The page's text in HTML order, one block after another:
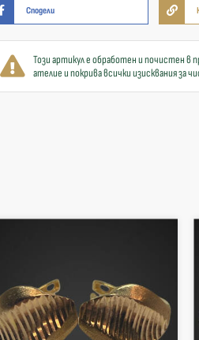
Сподели
Този артикул е обработен и почистен в
ателие и покрива всички изисквания за